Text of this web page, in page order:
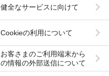
健全なサービスに向けて
Cookieの利用について
お客さまのご利用端末から
の情報の外部送信について